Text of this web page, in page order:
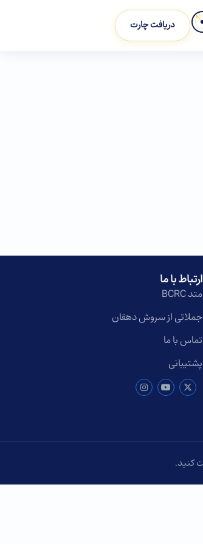
دریافت چارت
ارتباط با ما
متد BCRC
جملاتی از سروش دهقان
تماس با ما
پشتیبانی